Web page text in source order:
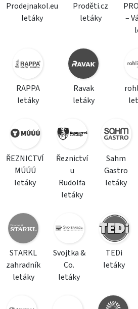
Prodejnakol.eu
letáky
Proděti.cz
letáky
–
RAPPA
letáky
Ravak
letáky
ŘEZNICTVÍ
MÚÚÚ
letáky
Řeznictví
u
Rudolfa
letáky
Sahm
Gastro
letáky
STARKL
zahradník
letáky
Svojtka &
Co.
letáky
TEDi
letáky